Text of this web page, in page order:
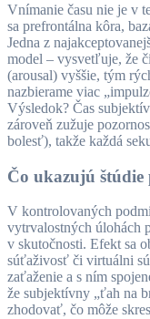
Vnímanie času nie je v
sa prefrontálna kôra,
Jedna z
model – vysvetľuje, že
(arousal) vyššie, tým
nazbierame viac
Výsledok? Čas
zároveň zužuje
bolesť), takže každá
Čo ukazujú štúdie
V kontrolovaných
vytrvalostných úlohách
v skutočnosti. Efekt sa
súťaživosť či virtuálni
zaťaženie a s ním
že subjektívny „ťah na
zhodovať, čo môže